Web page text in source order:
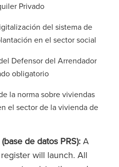
Privado
del sistema de
en el sector social
Defensor del Arrendador
obligatorio
la norma sobre viviendas
el sector de la vivienda de
de datos PRS): A
will launch. All